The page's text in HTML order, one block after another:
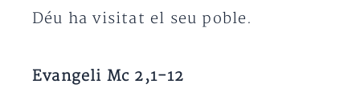
Déu ha visitat el seu poble.
Evangeli Mc 2,1-12